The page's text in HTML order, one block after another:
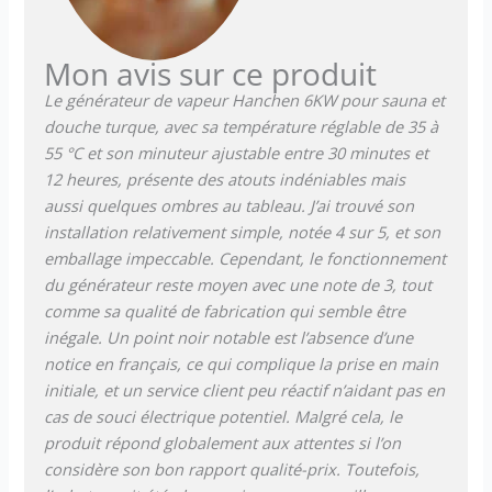
/ diminution pour régler la
valeur de température. La
température de réglage du
générateur de vapeur varie
de 35 ° C à 55 ° C. 【Entrée /
vidange】 La conception du
filetage d'entrée facilite son
utilisation. La fonction de
vidange manuelle est
standard et un système d'eau
automatique est
recommandé pour les
modèles haute puissance
(vendus séparément).
【Large application】 Il
convient à la douche, au
sauna, au spa à domicile, aux
piscines et constitue une
bonne aide pour les groupes
en mauvaise santé, les
personnes obèses, les
Mon avis sur ce produit
Le générateur de vapeur Hanchen 6KW pour sauna et
douche turque, avec sa température réglable de 35 à
55 °C et son minuteur ajustable entre 30 minutes et
12 heures, présente des atouts indéniables mais
aussi quelques ombres au tableau. J’ai trouvé son
installation relativement simple, notée 4 sur 5, et son
emballage impeccable. Cependant, le fonctionnement
du générateur reste moyen avec une note de 3, tout
comme sa qualité de fabrication qui semble être
inégale. Un point noir notable est l’absence d’une
notice en français, ce qui complique la prise en main
initiale, et un service client peu réactif n’aidant pas en
cas de souci électrique potentiel. Malgré cela, le
produit répond globalement aux attentes si l’on
considère son bon rapport qualité-prix. Toutefois,